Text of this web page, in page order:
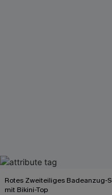
Rotes Zweiteiliges Badeanzug-
mit Bikini-Top